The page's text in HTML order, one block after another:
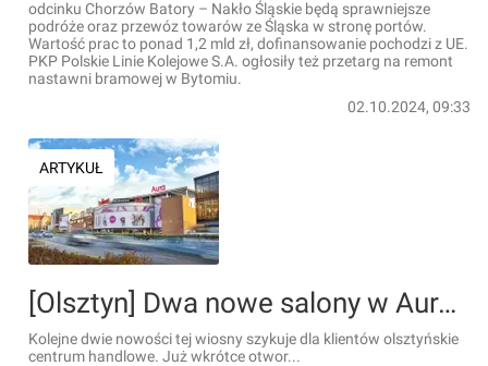
odcinku Chorzów Batory – Nakło Śląskie będą sprawniejsze
podróże oraz przewóz towarów ze Śląska w stronę portów.
Wartość prac to ponad 1,2 mld zł, dofinansowanie pochodzi z UE.
PKP Polskie Linie Kolejowe S.A. ogłosiły też przetarg na remont
nastawni bramowej w Bytomiu.
02.10.2024, 09:33
ARTYKUŁ
[Olsztyn] Dwa nowe salony w Aura Centrum
Kolejne dwie nowości tej wiosny szykuje dla klientów olsztyńskie
centrum handlowe. Już wkrótce otwor...